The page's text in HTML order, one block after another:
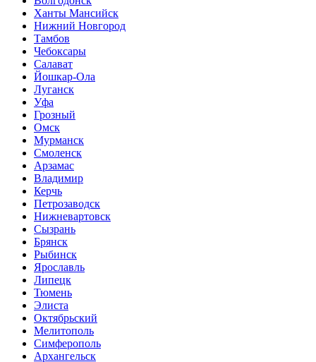
Ханты Мансийск
Нижний Новгород
Тамбов
Чебоксары
Салават
Йошкар-Ола
Луганск
Уфа
Грозный
Омск
Мурманск
Смоленск
Арзамас
Владимир
Керчь
Петрозаводск
Нижневартовск
Сызрань
Брянск
Рыбинск
Ярославль
Липецк
Тюмень
Элиста
Октябрьский
Мелитополь
Симферополь
Архангельск